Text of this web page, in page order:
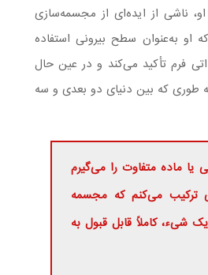
ناشی از ایده‌ای از مجسمه‌سازی
به‌عنوان سطح بیرونی استفاده
فرم تأکید می‌کند و در عین حال
طوری که بین دنیای دو بعدی و سه
ماده متفاوت را می‌گیرم
ترکیب می‌کنم که مجسمه
شیء، کاملاً قابل قبول به